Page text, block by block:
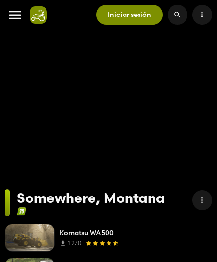
Iniciar sesión
Somewhere, Montana
Komatsu WA500
1 230